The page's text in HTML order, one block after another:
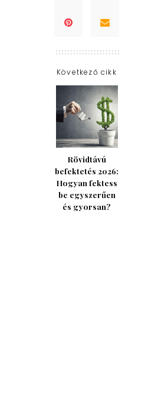
Következő cikk
Rövidtávú
befektetés 2026:
Hogyan fektess
be egyszerűen
és gyorsan?